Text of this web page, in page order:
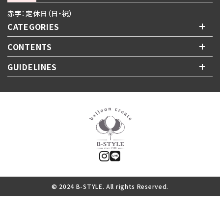
赤字：定休日（日・祝）
CATEGORIES
CONTENTS
GUIDELINES
© 2024 B-STYLE. All rights Reserved.